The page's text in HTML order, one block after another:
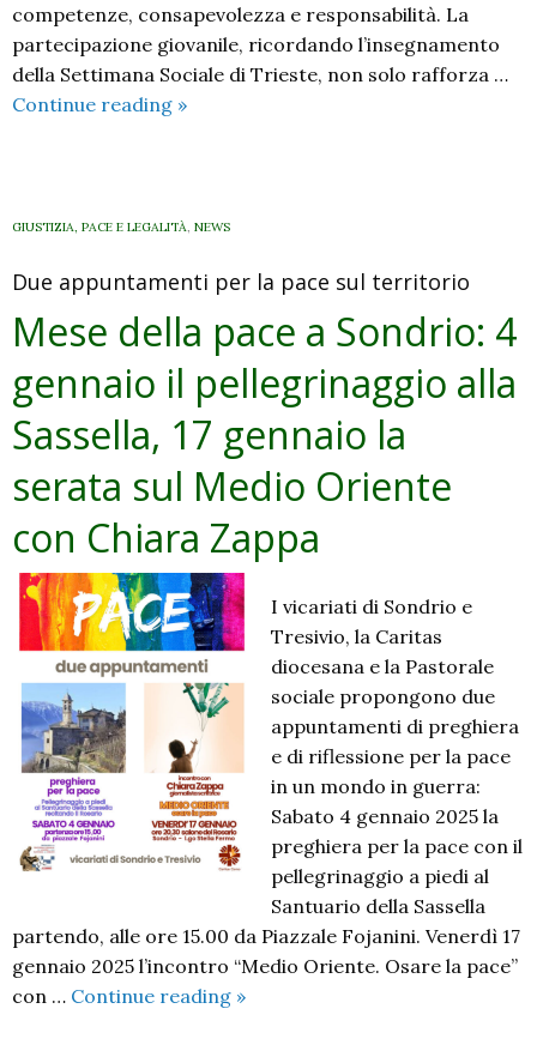
competenze, consapevolezza e responsabilità. La
partecipazione giovanile, ricordando l’insegnamento
della Settimana Sociale di Trieste, non solo rafforza …
Continue reading I
desiderio.
colloquio
con
Ivana
Fazzi,
operatrice
Caritas
»
GIUSTIZIA, PACE E LEGALITÀ, NEWS
Due appuntamenti per la pace sul territorio
Mese della pace a Sondrio: 4
gennaio il pellegrinaggio alla
Sassella, 17 gennaio la
serata sul Medio Oriente
con Chiara Zappa
I vicariati di Sondrio e
Tresivio, la Caritas
diocesana e la Pastorale
sociale propongono due
appuntamenti di preghiera
e di riflessione per la pace
in un mondo in guerra:
Sabato 4 gennaio 2025 la
preghiera per la pace con il
pellegrinaggio a piedi al
Santuario della Sassella
partendo, alle ore 15.00 da Piazzale Fojanini. Venerdì 17
gennaio 2025 l’incontro “Medio Oriente. Osare la pace”
con … Continue reading Mese
»